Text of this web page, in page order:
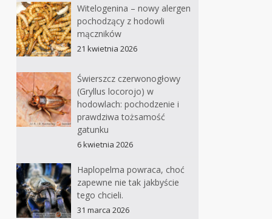
Witelogenina – nowy alergen
pochodzący z hodowli
mączników
21 kwietnia 2026
Świerszcz czerwonogłowy
(Gryllus locorojo) w
hodowlach: pochodzenie i
prawdziwa tożsamość
gatunku
6 kwietnia 2026
Haplopelma powraca, choć
zapewne nie tak jakbyście
tego chcieli.
31 marca 2026